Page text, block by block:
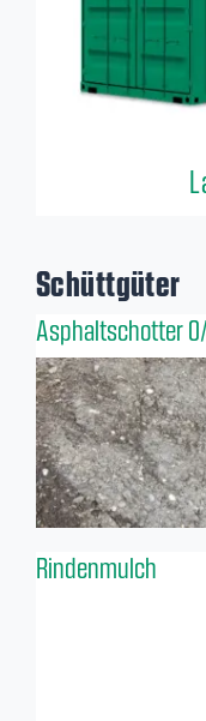
Schüttgüter
Asphaltschotter
Rindenmulch